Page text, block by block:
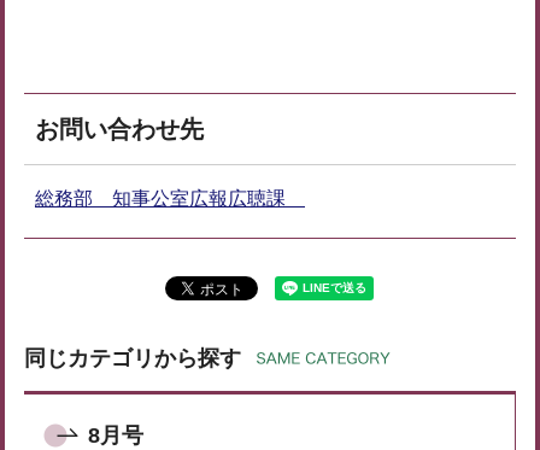
お問い合わせ先
総務部 知事公室広報広聴課
同じカテゴリから探す
8月号